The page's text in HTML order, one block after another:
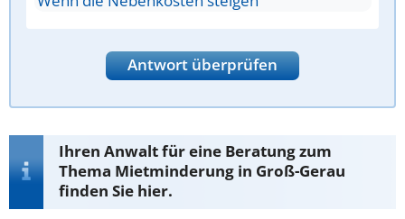
Antwort überprüfen
Ihren Anwalt für eine Beratung zum
Thema Mietminderung in Groß-Gerau
finden Sie hier.